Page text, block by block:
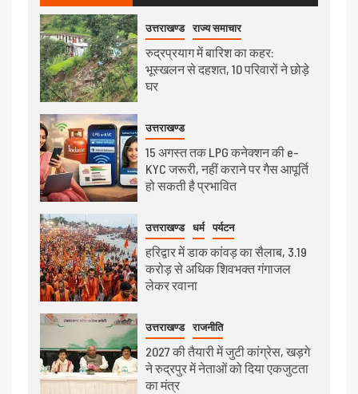
उत्तराखण्ड राज्य समाचार
रुद्रप्रयाग में बारिश का कहर:
भूस्खलन से दहशत, 10 परिवारों ने छोड़े
घर
उत्तराखण्ड
15 अगस्त तक LPG कनेक्शन की e-
KYC जरूरी, नहीं कराने पर गैस आपूर्ति
हो सकती है प्रभावित
उत्तराखण्ड धर्म पर्यटन
हरिद्वार में डाक कांवड़ का सैलाब, 3.19
करोड़ से अधिक शिवभक्त गंगाजल
लेकर रवाना
उत्तराखण्ड राजनीति
2027 की तैयारी में जुटी कांग्रेस, खड़गे
ने रुद्रपुर में नेताओं को दिया एकजुटता
का मंत्र